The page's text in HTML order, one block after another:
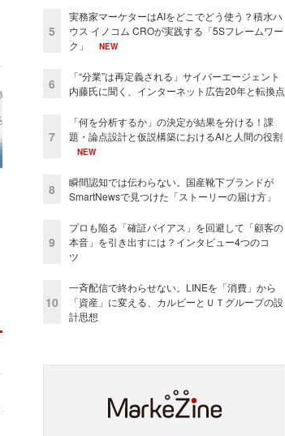
5
実務家マーケターはAIをどこでどう使う？積水ハ
ウス イノコム CROが実践する「5Sフレームワー
ク」
NEW
6
「“分業”は再定義される」サイバーエージェント
内藤氏に聞く、インターネット広告20年と転換点
7
「何を分析するか」の決定が結果を分ける！課
題・論点設計と仮説構築におけるAIと人間の役割
NEW
8
瞬間認知では伝わらない。国産靴下ブランドが
SmartNewsで見つけた「ストーリーの届け方」
9
プロも陥る「確証バイアス」を回避して「顧客の
本音」を引き出すには？インタビュー4つのコ
ツ
10
一斉配信で終わらせない。LINEを「消費」から
「資産」に変える、カルビーとＵＴグループの設
計思想